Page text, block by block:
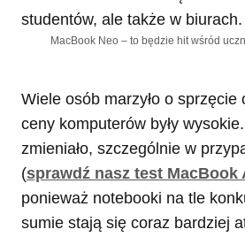
MacBook Neo – to będzie hit wśród
Wiele osób marzyło o sprzęcie
ceny komputerów były
zmieniało, szczególnie w
(sprawdź nasz test MacBook
ponieważ notebooki na tle
sumie stają się coraz bardziej